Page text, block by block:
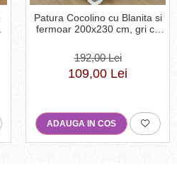
Patura Cocolino cu Blanita si
fermoar 200x230 cm, gri cu
192,00 Lei
109,00 Lei
ADAUGA IN COS